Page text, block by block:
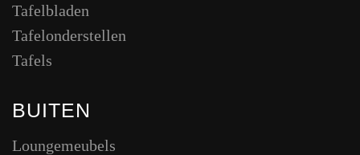
Tafelbladen
Tafelonderstellen
Tafels
BUITEN
Loungemeubels